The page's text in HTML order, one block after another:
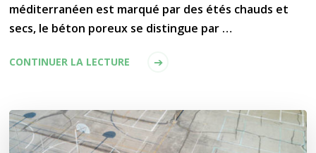
méditerranéen est marqué par des étés chauds et
secs, le béton poreux se distingue par …
CONTINUER LA LECTURE